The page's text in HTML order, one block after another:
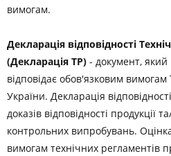
вимогам.
Декларація відповідності
(Декларація ТР) - документ, який
відповідає обов'язковим вимогам
України. Декларація
доказів відповідності продукції
контрольних випробувань. Оцінка
вимогам технічних регламентів